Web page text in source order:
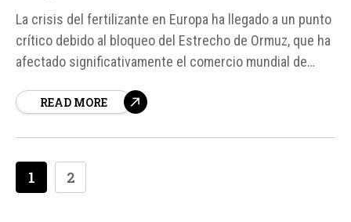
La crisis del fertilizante en Europa ha llegado a un punto
crítico debido al bloqueo del Estrecho de Ormuz, que ha
afectado significativamente el comercio mundial de
aproximadamente un tercio del comercio mundial de
READ MORE
1 2